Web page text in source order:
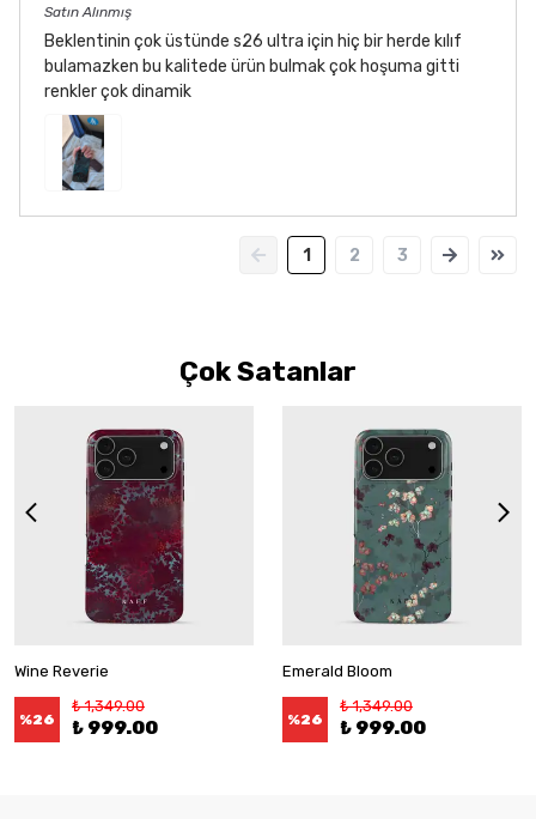
Satın Alınmış
Beklentinin çok üstünde s26 ultra için hiç bir herde kılıf
bulamazken bu kalitede ürün bulmak çok hoşuma gitti
renkler çok dinamik
1 2 3
Çok Satanlar
Wine Reverie
%26
₺ 1,349.00
₺ 999.00
Emerald Bloom
%26
₺ 1,349.00
₺ 999.00